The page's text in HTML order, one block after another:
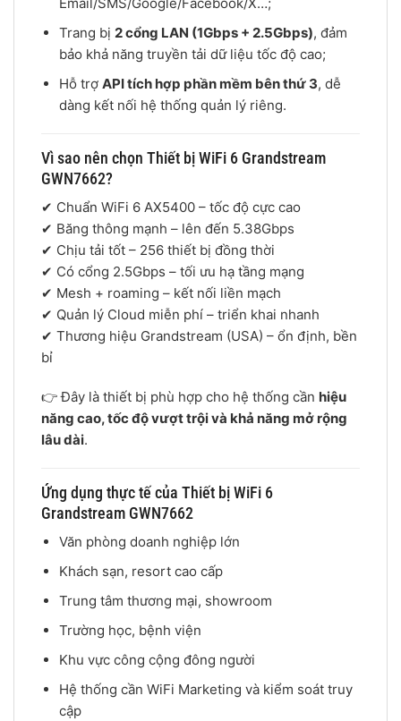
Trang bị 2 cổng LAN (1Gbps + 2.5Gbps), đảm
bảo khả năng truyền tải dữ liệu tốc độ cao;
Hỗ trợ API tích hợp phần mềm bên thứ 3, dễ
dàng kết nối hệ thống quản lý riêng.
Vì sao nên chọn Thiết bị WiFi 6 Grandstream
GWN7662?
✔ Chuẩn WiFi 6 AX5400 – tốc độ cực cao
✔ Băng thông mạnh – lên đến 5.38Gbps
✔ Chịu tải tốt – 256 thiết bị đồng thời
✔ Có cổng 2.5Gbps – tối ưu hạ tầng mạng
✔ Mesh + roaming – kết nối liền mạch
✔ Quản lý Cloud miễn phí – triển khai nhanh
✔ Thương hiệu Grandstream (USA) – ổn định, bền
bỉ
👉 Đây là thiết bị phù hợp cho hệ thống cần hiệu
năng cao, tốc độ vượt trội và khả năng mở rộng
lâu dài.
Ứng dụng thực tế của Thiết bị WiFi 6
Grandstream GWN7662
Văn phòng doanh nghiệp lớn
Khách sạn, resort cao cấp
Trung tâm thương mại, showroom
Trường học, bệnh viện
Khu vực công cộng đông người
Hệ thống cần WiFi Marketing và kiểm soát truy
cập